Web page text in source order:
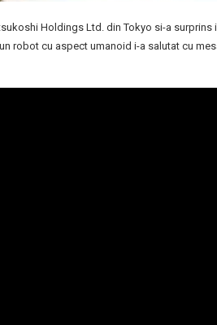
Holdings Ltd. din Tokyo si-a
robot cu aspect umanoid i-a salutat cu